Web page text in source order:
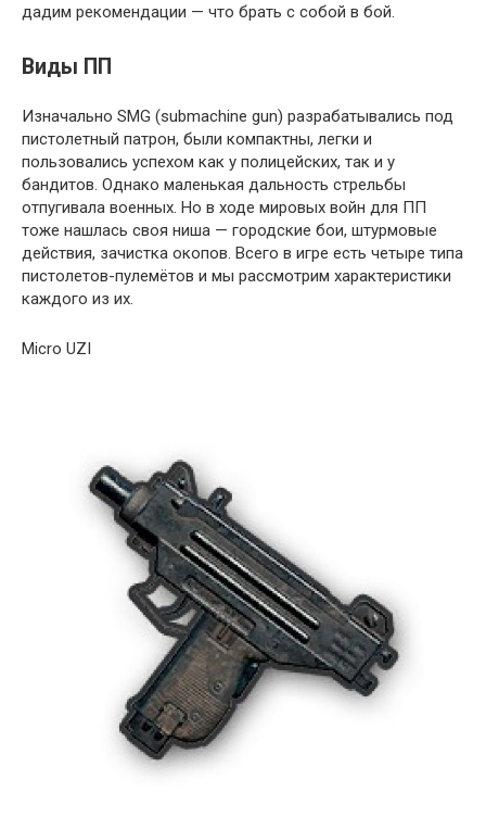
дадим рекомендации — что брать с собой в бой.
Виды ПП
Изначально SMG (submachine gun) разрабатывались под
пистолетный патрон, были компактны, легки и
пользовались успехом как у полицейских, так и у
бандитов. Однако маленькая дальность стрельбы
отпугивала военных. Но в ходе мировых войн для ПП
тоже нашлась своя ниша — городские бои, штурмовые
действия, зачистка окопов. Всего в игре есть четыре типа
пистолетов-пулемётов и мы рассмотрим характеристики
каждого из их.
Micro UZI